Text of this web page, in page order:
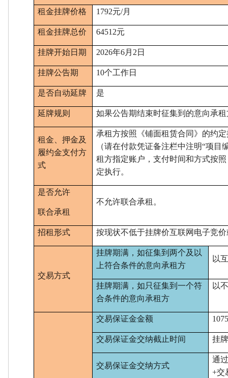
租金挂牌价格 1792元/月
租金挂牌总价 64512元
挂牌开始日期 2026年6月 2 日
挂牌公告期 10个工作日
是否自动延牌 是
延牌规则 如果公告期结束时征集到的意向承
租金 、押金及
履约金支付方
式
承租方按照《铺面租赁合同 》的约
（请在付款凭证备注栏中注明“项目
租方指定账户，支付时间和方式按
定执行。
是否允许
联合承租
不允许联合承租。
招租形式 按现状不低于挂牌价互联网电子竞
交易方式
挂牌期满，如征集到两个及以
上符合条件的意向承租方
以
挂牌期满，如只征集到一个符
合条件的意向承租方
以
交易保证金金额
交易保证金交纳截止时间 挂
交易保证金交纳方式
通
+交